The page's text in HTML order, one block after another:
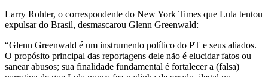
Larry Rohter, o correspondente do New York Times que Lula tentou
expulsar do Brasil, desmascarou Glenn Greenwald:
“Glenn Greenwald é um instrumento político do PT e seus aliados.
O propósito principal das reportagens dele não é elucidar fatos ou
sanear abusos; sua finalidade fundamental é fortalecer a (falsa)